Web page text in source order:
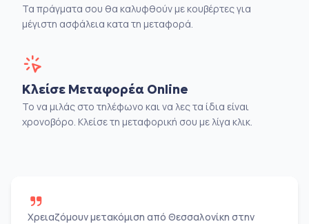
Τα πράγματα σου θα καλυφθούν με κουβέρτες για
μέγιστη ασφάλεια κατα τη μεταφορά.
Κλείσε Μεταφορέα Online
Το να μιλάς στο τηλέφωνο και να λες τα ίδια είναι
χρονοβόρο. Κλείσε τη μεταφορική σου με λίγα κλικ.
Χρειαζόμουν μετακόμιση από Θεσσαλονίκη στην